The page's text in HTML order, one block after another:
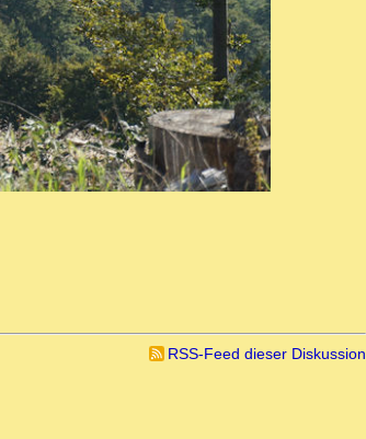
RSS-Feed dieser Diskussion